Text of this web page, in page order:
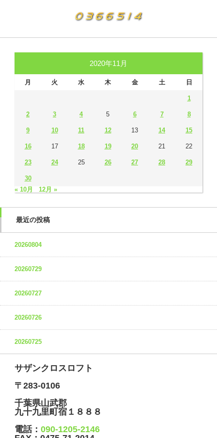
2020年11月
月 火 水 木 金 土 日
1
2 3 4 5 6 7 8
9 10 11 12 13 14 15
16 17 18 19 20 21 22
23 24 25 26 27 28 29
30
« 10月
12月 »
最近の投稿
20260804
20260729
20260727
20260726
20260725
サザンクロスロフト
〒283-0106
千葉県山武郡
九十九里町宿１８８８
電話： 090-1205-2146